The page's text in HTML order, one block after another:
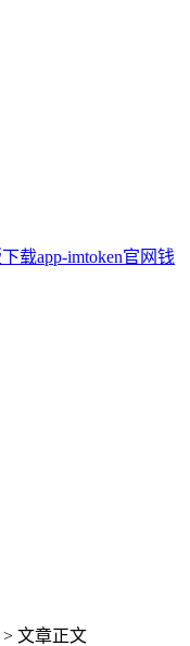
> 文章正文